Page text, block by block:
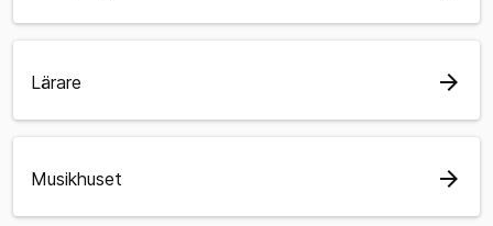
Lärare arrow_forward
Musikhuset arrow_forward